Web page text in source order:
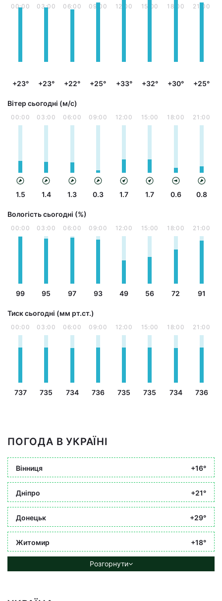
00:00
+23°
03:00
+23°
06:00
+22°
09:00
+25°
12:00
+33°
15:00
+32°
18:00
+30°
21:00
+25°
Вітер сьогодні (м/с)
00:00
1.5
03:00
1.4
06:00
1.3
09:00
0.3
12:00
1.7
15:00
1.7
18:00
0.6
21:00
0.8
Вологість сьогодні (%)
00:00
99
03:00
95
06:00
97
09:00
93
12:00
49
15:00
56
18:00
72
21:00
91
Тиск сьогодні (мм рт.ст.)
00:00
737
03:00
735
06:00
734
09:00
736
12:00
735
15:00
735
18:00
734
21:00
736
ПОГОДА В УКРАЇНІ
Вінниця +16°
Дніпро +21°
Донецьк +29°
Житомир +18°
Розгорнути